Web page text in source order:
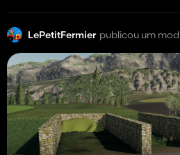
LePetitFermier publicou um mod